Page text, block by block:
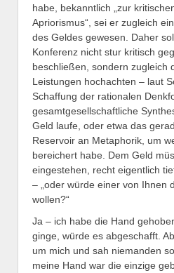
habe, bekanntlich „zur
Apriorismus“, sei er zugleich
des Geldes gewesen. Daher
Konferenz nicht stur kritisch
beschließen, sondern zugleich
Leistungen hochachten – laut
Schaffung der rationalen
gesamtgesellschaftliche
Geld laufe, oder etwa das
Reservoir an Metaphorik, um
bereichert habe. Dem Geld
eingestehen, recht eigentlich
– „oder würde einer von Ihnen
wollen?“
Ja – ich habe die Hand
ginge, würde es abgeschafft.
um mich und sah niemanden
meine Hand war die einzige